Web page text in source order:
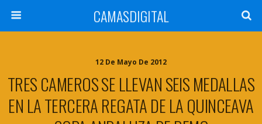
CAMASDIGITAL
12 De Mayo De 2012
TRES CAMEROS SE LLEVAN SEIS MEDALLAS
EN LA TERCERA REGATA DE LA QUINCEAVA